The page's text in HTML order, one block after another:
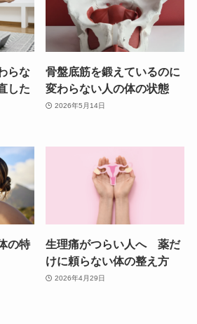
らな
した
骨盤底筋を鍛えているのに
変わらない人の体の状態
2026年5月14日
の特
生理痛がつらい人へ 薬だ
けに頼らない体の整え方
2026年4月29日